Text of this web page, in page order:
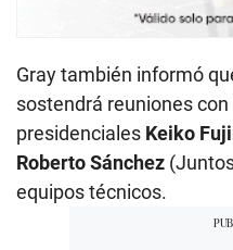
Gray también informó
sostendrá reuniones
presidenciales Keiko
Roberto Sánchez
equipos técnicos.